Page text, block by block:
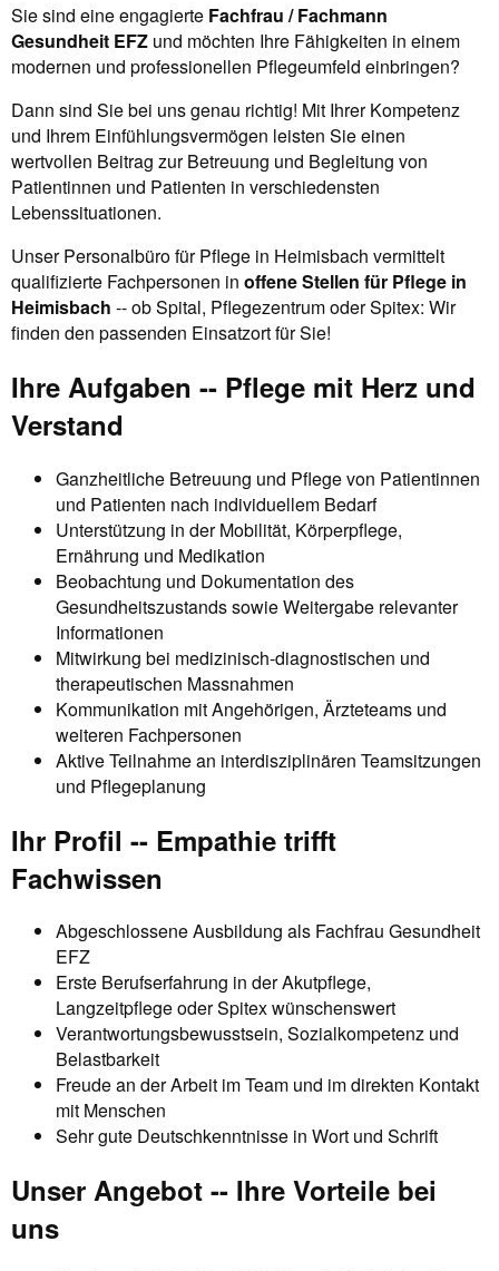
Sie sind eine engagierte Fachfrau / Fachmann
Gesundheit EFZ und möchten Ihre Fähigkeiten in einem
modernen und professionellen Pflegeumfeld einbringen?
Dann sind Sie bei uns genau richtig! Mit Ihrer Kompetenz
und Ihrem Einfühlungsvermögen leisten Sie einen
wertvollen Beitrag zur Betreuung und Begleitung von
Patientinnen und Patienten in verschiedensten
Lebenssituationen.
Unser Personalbüro für Pflege in Heimisbach vermittelt
qualifizierte Fachpersonen in offene Stellen für Pflege in
Heimisbach -- ob Spital, Pflegezentrum oder Spitex: Wir
finden den passenden Einsatzort für Sie!
Ihre Aufgaben -- Pflege mit Herz und
Verstand
Ganzheitliche Betreuung und Pflege von Patientinnen
und Patienten nach individuellem Bedarf
Unterstützung in der Mobilität, Körperpflege,
Ernährung und Medikation
Beobachtung und Dokumentation des
Gesundheitszustands sowie Weitergabe relevanter
Informationen
Mitwirkung bei medizinisch-diagnostischen und
therapeutischen Massnahmen
Kommunikation mit Angehörigen, Ärzteteams und
weiteren Fachpersonen
Aktive Teilnahme an interdisziplinären Teamsitzungen
und Pflegeplanung
Ihr Profil -- Empathie trifft
Fachwissen
Abgeschlossene Ausbildung als Fachfrau Gesundheit
EFZ
Erste Berufserfahrung in der Akutpflege,
Langzeitpflege oder Spitex wünschenswert
Verantwortungsbewusstsein, Sozialkompetenz und
Belastbarkeit
Freude an der Arbeit im Team und im direkten Kontakt
mit Menschen
Sehr gute Deutschkenntnisse in Wort und Schrift
Unser Angebot -- Ihre Vorteile bei
uns